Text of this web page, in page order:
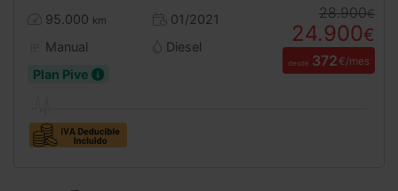
95.000 km
01/2021
Manual
Diesel
Plan Pive
28.900€
24.900€
desde 372€/mes